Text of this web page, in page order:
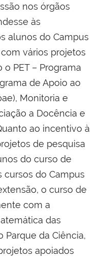
nos órgãos
às
alunos do Campus
vários projetos
PET – Programa
de Apoio ao
Monitoria e
a Docência e
ao incentivo à
de pesquisa
do curso de
cursos do Campus
o curso de
com a
das
Parque da Ciência,
apoiados